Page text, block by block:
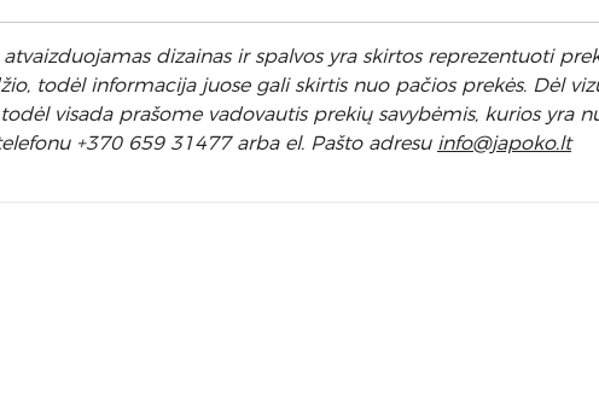
atvaizduojamas dizainas ir spalvos yra skirtos reprezentuoti
todėl informacija juose gali skirtis nuo pačios prekės. Dėl
visada prašome vadovautis prekių savybėmis, kurios yra
+370 659 31477 arba el. Pašto adresu info@japoko.lt